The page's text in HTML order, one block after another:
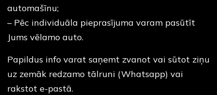
automašīnu;
– Pēc individuāla pieprasījuma varam pasūtīt
Jums vēlamo auto.
Papildus info varat saņemt zvanot vai sūtot ziņu
uz zemāk redzamo tālruni (Whatsapp) vai
rakstot e-pastā.